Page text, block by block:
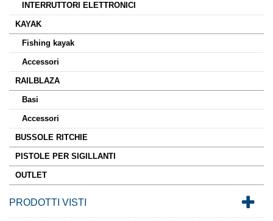
INTERRUTTORI ELETTRONICI
KAYAK
Fishing kayak
Accessori
RAILBLAZA
Basi
Accessori
BUSSOLE RITCHIE
PISTOLE PER SIGILLANTI
OUTLET
PRODOTTI VISTI